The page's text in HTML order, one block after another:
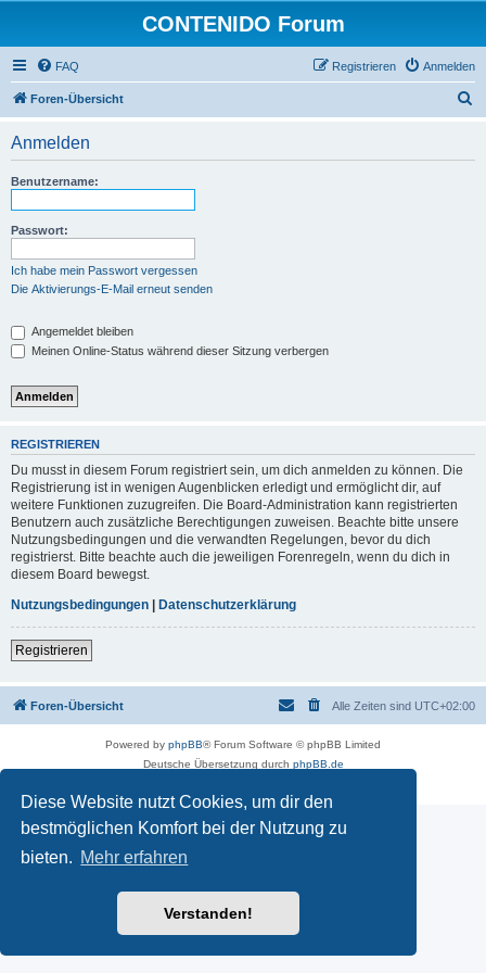
Diese Website nutzt Cookies, um dir den
bestmöglichen Komfort bei der Nutzung zu
bieten. Mehr erfahren
Verstanden!
CONTENIDO Forum
FAQ Anmelden
Registrieren
Foren-Übersicht
Anmelden
Benutzername:
Passwort:
Ich habe mein Passwort vergessen
Die Aktivierungs-E-Mail erneut senden
Angemeldet bleiben
Meinen Online-Status während dieser Sitzung verbergen
REGISTRIEREN
Du musst in diesem Forum registriert sein, um dich anmelden zu können. Die
Registrierung ist in wenigen Augenblicken erledigt und ermöglicht dir, auf
weitere Funktionen zuzugreifen. Die Board-Administration kann registrierten
Benutzern auch zusätzliche Berechtigungen zuweisen. Beachte bitte unsere
Nutzungsbedingungen und die verwandten Regelungen, bevor du dich
registrierst. Bitte beachte auch die jeweiligen Forenregeln, wenn du dich in
diesem Board bewegst.
Nutzungsbedingungen | Datenschutzerklärung
Registrieren
Foren-Übersicht Alle Zeiten sind UTC+02:00
Powered by phpBB® Forum Software © phpBB Limited
Deutsche Übersetzung durch phpBB.de